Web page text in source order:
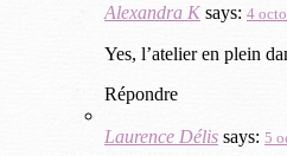
Alexandra K says: 4
Yes, l’atelier en plein
Répondre
Laurence Délis says: 5